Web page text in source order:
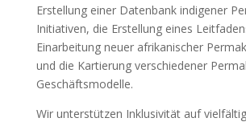
Erstellung einer Datenbank indigener
Initiativen, die Erstellung eines
Einarbeitung neuer afrikanischer
und die Kartierung verschiedener
Geschäftsmodelle.
Wir unterstützen Inklusivität auf